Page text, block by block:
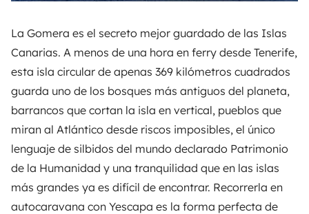
La Gomera es el secreto mejor guardado de las Islas
Canarias. A menos de una hora en ferry desde Tenerife,
esta isla circular de apenas 369 kilómetros cuadrados
guarda uno de los bosques más antiguos del planeta,
barrancos que cortan la isla en vertical, pueblos que
miran al Atlántico desde riscos imposibles, el único
lenguaje de silbidos del mundo declarado Patrimonio
de la Humanidad y una tranquilidad que en las islas
más grandes ya es difícil de encontrar. Recorrerla en
autocaravana con Yescapa es la forma perfecta de